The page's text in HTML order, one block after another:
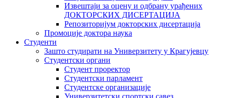
Извештаји за оцену и одбрану урађених
ДОКТОРСКИХ ДИСЕРТАЦИЈА
Репозиторијум докторских дисертација
Промоције доктора наука
Студенти
Зашто студирати на Универзитету у Крагујевцу
Студентски органи
Студент проректор
Студентски парламент
Студентске организације
Универзитетски спортски савез